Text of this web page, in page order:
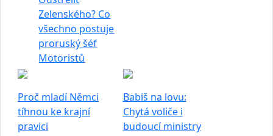
Zelenského? Co
všechno postuje
proruský šéf
Motoristů
Proč mladí Němci
tíhnou ke krajní
pravici
Babiš na lovu:
Chytá voliče i
budoucí ministry